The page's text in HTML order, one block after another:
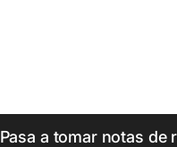
Pasa a tomar notas de